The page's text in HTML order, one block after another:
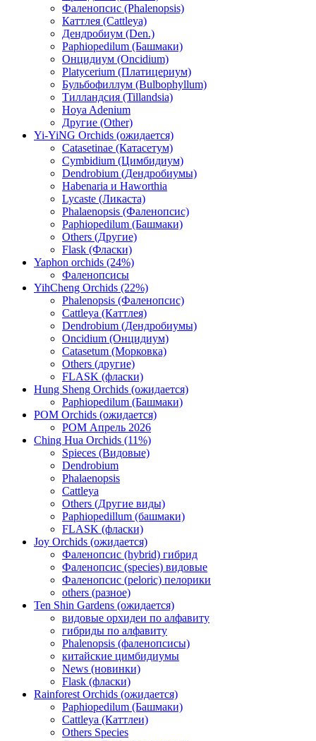
Фаленопсис (Phalenopsis)
Каттлея (Cattleya)
Дендробиум (Den.)
Paphiopedilum (Башмаки)
Онцидиум (Oncidium)
Platycerium (Платицериум)
Бульбофиллум (Bulbophyllum)
Тилландсия (Tillandsia)
Hoya Adenium
Другие (Other)
Yi-YiNG Orchids (ожидается)
Catasetinae (Катасетум)
Cymbidium (Цимбидиум)
Dendrobium (Дендробиумы)
Habenaria и Haworthia
Lycaste (Ликаста)
Phalaenopsis (Фаленопсис)
Paphiopedilum (Башмаки)
Others (Другие)
Flask (Фласки)
Yaphon orchids (24%)
Фаленопсисы
YihCheng Orchids (22%)
Phalenopsis (Фаленопсис)
Cattleya (Каттлея)
Dendrobium (Дендробиумы)
Oncidium (Онцидиум)
Catasetum (Морковка)
Others (другие)
FLASK (фласки)
Hung Sheng Orchids (ожидается)
Paphiopedilum (Башмаки)
POM Orchids (ожидается)
POM Апрель 2026
Ching Hua Orchids (11%)
Spieces (Видовые)
Dendrobium
Phalaenopsis
Cattleya
Others (Другие виды)
Paphiopedillum (башмаки)
FLASK (фласки)
Joy Orchids (ожидается)
Фаленопсис (hybrid) гибрид
Фаленопсис (species) видовые
Фаленопсис (peloric) пелорики
others (разное)
Ten Shin Gardens (ожидается)
видовые орхидеи по алфавиту
гибриды по алфавиту
Phalenopsis (фаленопсисы)
китайские цимбидиумы
News (новинки)
Flask (фласки)
Rainforest Orchids (ожидается)
Paphiopedilum (Башмаки)
Cattleya (Каттлеи)
Others Species